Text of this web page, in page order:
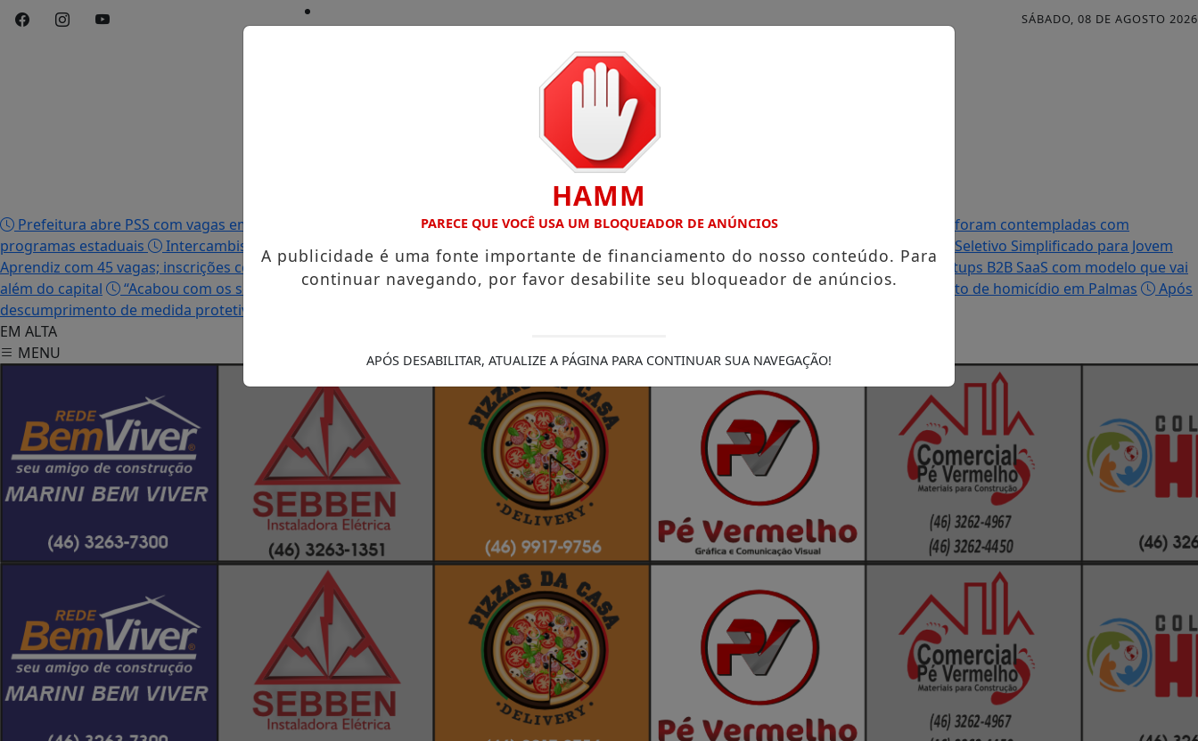
SÁBADO, 08 DE AGOSTO 2026
Início/
Prefeitura abre PSS com vagas em seis funções e salários que chegam a R$ 3,8 mil
Igreja do Divino Espírito Santo
Famílias palmenses foram contempladas com
programas estaduais
Intercambista palmense comenta sobre sua viagem ao Canadá e destaca o aprendizado
Prefeitura abre Processo Seletivo Simplificado para Jovem
Aprendiz com 45 vagas; inscrições começam nesta terça-feira (21)
Aceleradora paranaense abre seleção para investir R$ 5 milhões em startups B2B SaaS com modelo que vai
além do capital
“Acabou com os sonhos”, diz irmão da moradora que teve a casa destruída por incêndio PCPR divulga imagem de suspeito de homicídio em Palmas
Após
descumprimento de medida protetiva e tentativa de feminicídio, PCPR prende homem em Palmas
EM ALTA
MENU
HAMM
PARECE QUE VOCÊ USA UM BLOQUEADOR DE ANÚNCIOS
A publicidade é uma fonte importante de financiamento do nosso conteúdo. Para
continuar navegando, por favor desabilite seu bloqueador de anúncios.
APÓS DESABILITAR, ATUALIZE A PÁGINA PARA CONTINUAR SUA NAVEGAÇÃO!